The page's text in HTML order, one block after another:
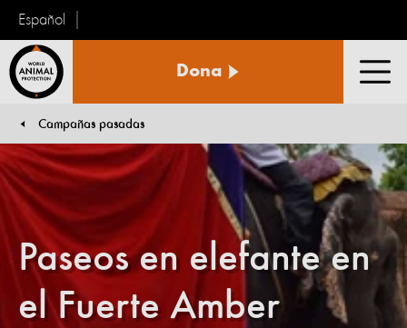
Español
Animal
Dona
You are here:
Campañas pasadas
Paseos en elefante en
el Fuerte Amber